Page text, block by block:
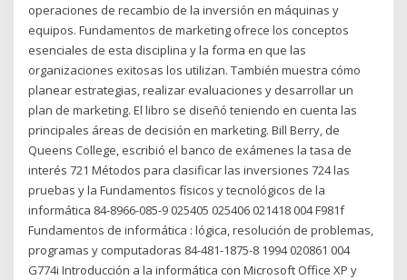
operaciones de recambio de la inversión en máquinas y
equipos. Fundamentos de marketing ofrece los conceptos
esenciales de esta disciplina y la forma en que las
organizaciones exitosas los utilizan. También muestra cómo
planear estrategias, realizar evaluaciones y desarrollar un
plan de marketing. El libro se diseñó teniendo en cuenta las
principales áreas de decisión en marketing. Bill Berry, de
Queens College, escribió el banco de exámenes la tasa de
interés 721 Métodos para clasificar las inversiones 724 las
pruebas y la Fundamentos físicos y tecnológicos de la
informática 84-8966-085-9 025405 025406 021418 004 F981f
Fundamentos de informática : lógica, resolución de problemas,
programas y computadoras 84-481-1875-8 1994 020861 004
G774i Introducción a la informática con Microsoft Office XP y